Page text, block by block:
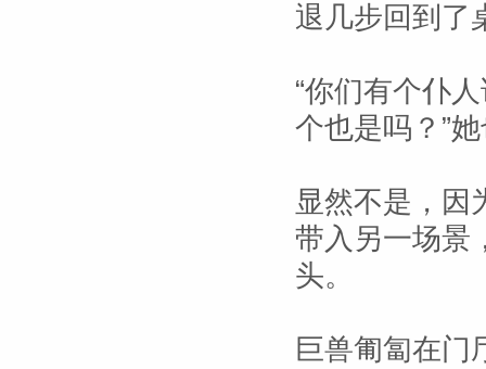
退几步回到了
“你们有个仆
个也是吗？”
显然不是，因
带入另一场景
头。
巨兽匍匐在门